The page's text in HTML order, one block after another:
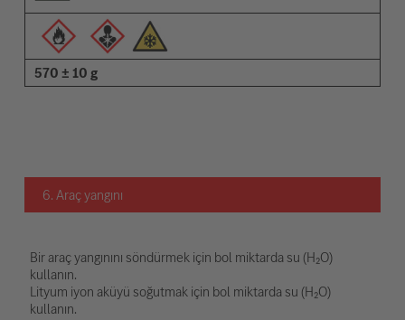
570 ± 10 g
6. Araç yangını
Bir araç yangınını söndürmek için bol miktarda su (H₂O)
kullanın.
Lityum iyon aküyü soğutmak için bol miktarda su (H₂O)
kullanın.